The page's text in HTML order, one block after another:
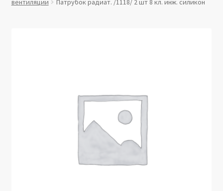
Витрина
Юридические данные
вентиляции
Патрубок радиат. /1118/ 2 шт 8 кл. инж. силикон